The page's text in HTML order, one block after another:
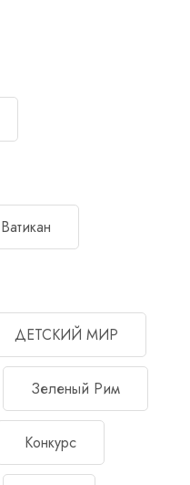
Ватикан
ДЕТСКИЙ МИР
Зеленый Рим
Конкурс